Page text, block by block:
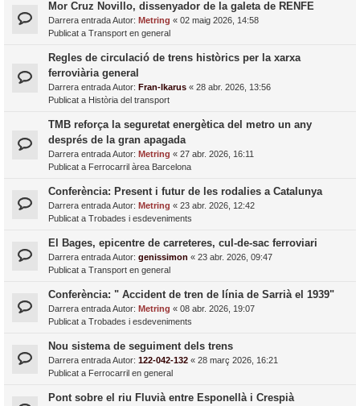
Mor Cruz Novillo, dissenyador de la galeta de RENFE
Darrera entrada Autor: Metring « 02 maig 2026, 14:58
Publicat a Transport en general
Regles de circulació de trens històrics per la xarxa
ferroviària general
Darrera entrada Autor: Fran-Ikarus « 28 abr. 2026, 13:56
Publicat a Història del transport
TMB reforça la seguretat energètica del metro un any
després de la gran apagada
Darrera entrada Autor: Metring « 27 abr. 2026, 16:11
Publicat a Ferrocarril àrea Barcelona
Conferència: Present i futur de les rodalies a Catalunya
Darrera entrada Autor: Metring « 23 abr. 2026, 12:42
Publicat a Trobades i esdeveniments
El Bages, epicentre de carreteres, cul-de-sac ferroviari
Darrera entrada Autor: genissimon « 23 abr. 2026, 09:47
Publicat a Transport en general
Conferència: " Accident de tren de línia de Sarrià el 1939"
Darrera entrada Autor: Metring « 08 abr. 2026, 19:07
Publicat a Trobades i esdeveniments
Nou sistema de seguiment dels trens
Darrera entrada Autor: 122-042-132 « 28 març 2026, 16:21
Publicat a Ferrocarril en general
Pont sobre el riu Fluvià entre Esponellà i Crespià